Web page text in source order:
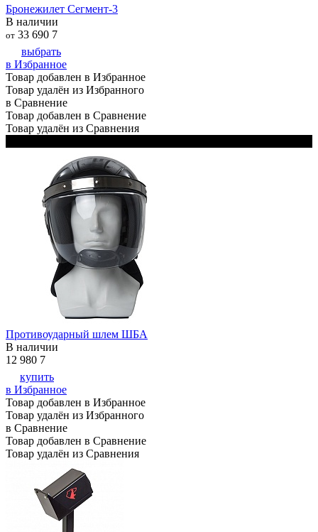
Бронежилет Сегмент-3
В наличии
от 33 690 7
выбрать
в Избранное
Товар добавлен в Избранное
Товар удалён из Избранного
в Сравнение
Товар добавлен в Сравнение
Товар удалён из Сравнения
Противоударный шлем ШБА
В наличии
12 980 7
купить
в Избранное
Товар добавлен в Избранное
Товар удалён из Избранного
в Сравнение
Товар добавлен в Сравнение
Товар удалён из Сравнения